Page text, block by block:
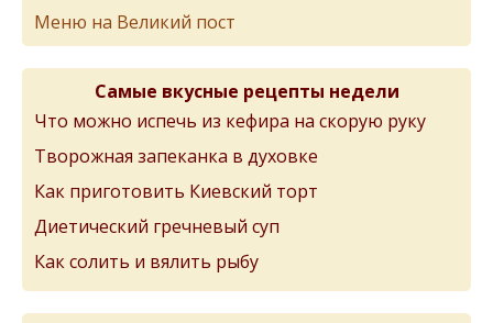
Меню на Великий пост
Самые вкусные рецепты недели
Что можно испечь из кефира на скорую руку
Творожная запеканка в духовке
Как приготовить Киевский торт
Диетический гречневый суп
Как солить и вялить рыбу